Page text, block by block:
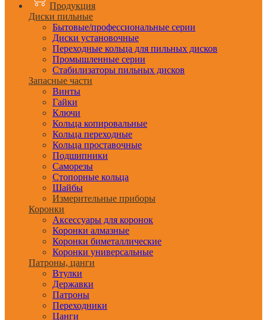
Продукция
Диски пильные
Бытовые/профессиональные серии
Диски установочные
Переходные кольца для пильных дисков
Промышленные серии
Стабилизаторы пильных дисков
Запасные части
Винты
Гайки
Ключи
Кольца копировальные
Кольца переходные
Кольца проставочные
Подшипники
Саморезы
Стопорные кольца
Шайбы
Измерительные приборы
Коронки
Аксессуары для коронок
Коронки алмазные
Коронки биметаллические
Коронки универсальные
Патроны, цанги
Втулки
Державки
Патроны
Переходники
Цанги